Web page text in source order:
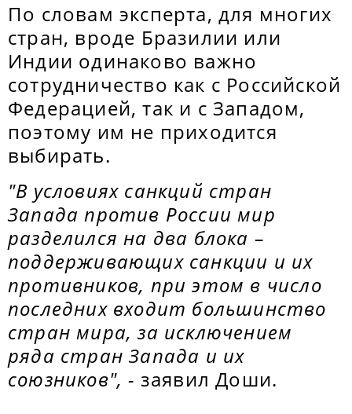
По словам эксперта, для многих
стран, вроде Бразилии или
Индии одинаково важно
сотрудничество как с Российской
Федерацией, так и с Западом,
поэтому им не приходится
выбирать.
"В условиях санкций стран
Запада против России мир
разделился на два блока –
поддерживающих санкции и их
противников, при этом в число
последних входит большинство
стран мира, за исключением
ряда стран Запада и их
союзников", - заявил Доши.